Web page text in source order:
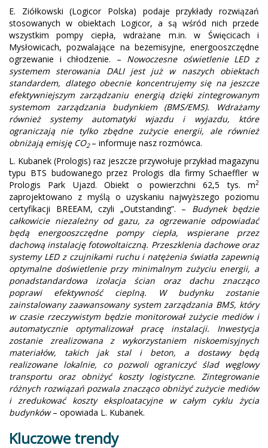
E. Ziółkowski (Logicor Polska) podaje przykłady rozwiązań
stosowanych w obiektach Logicor, a są wśród nich przede
wszystkim pompy ciepła, wdrażane m.in. w Święcicach i
Mysłowicach, pozwalające na bezemisyjne, energooszczędne
ogrzewanie i chłodzenie. – Nowoczesne oświetlenie LED z
systemem sterowania DALI jest już w naszych obiektach
standardem, dlatego obecnie koncentrujemy się na jeszcze
efektywniejszym zarządzaniu energią dzięki zintegrowanym
systemom zarządzania budynkiem (BMS/EMS). Wdrażamy
również systemy automatyki wjazdu i wyjazdu, które
ograniczają nie tylko zbędne zużycie energii, ale również
obniżają emisję CO2 – informuje nasz rozmówca.
L. Kubanek (Prologis) raz jeszcze przywołuje przykład magazynu
typu BTS budowanego przez Prologis dla firmy Schaeffler w
Prologis Park Ujazd. Obiekt o powierzchni 62,5 tys. m2
zaprojektowano z myślą o uzyskaniu najwyższego poziomu
certyfikacji BREEAM, czyli „Outstanding”. – Budynek będzie
całkowicie niezależny od gazu, za ogrzewanie odpowiadać
będą energooszczędne pompy ciepła, wspierane przez
dachową instalację fotowoltaiczną. Przeszklenia dachowe oraz
systemy LED z czujnikami ruchu i natężenia światła zapewnią
optymalne doświetlenie przy minimalnym zużyciu energii, a
ponadstandardowa izolacja ścian oraz dachu znacząco
poprawi efektywność cieplną. W budynku zostanie
zainstalowany zaawansowany system zarządzania BMS, który
w czasie rzeczywistym będzie monitorował zużycie mediów i
automatycznie optymalizował pracę instalacji. Inwestycja
zostanie zrealizowana z wykorzystaniem niskoemisyjnych
materiałów, takich jak stal i beton, a dostawy będą
realizowane lokalnie, co pozwoli ograniczyć ślad węglowy
transportu oraz obniżyć koszty logistyczne. Zintegrowanie
różnych rozwiązań pozwala znacząco obniżyć zużycie mediów
i zredukować koszty eksploatacyjne w całym cyklu życia
budynków– opowiada L. Kubanek.
Kluczowe trendy